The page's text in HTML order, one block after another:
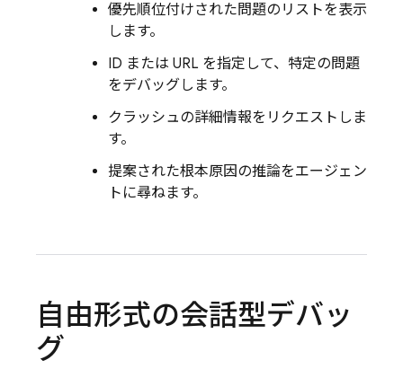
優先順位付けされた問題のリストを表示
します。
ID または URL を指定して、特定の問題
をデバッグします。
クラッシュの詳細情報をリクエストしま
す。
提案された根本原因の推論をエージェン
トに尋ねます。
自由形式の会話型デバッ
グ